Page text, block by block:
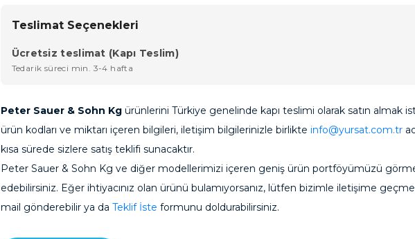
Teslimat Seçenekleri
Ücretsiz teslimat (Kapı Teslim)
Tedarik süreci min. 3-4 hafta
Peter Sauer & Sohn Kgürünlerini Türkiye genelinde kapı teslimi olarak satın almak
ürün kodları ve miktarı içeren bilgileri, iletişim bilgilerinizle birlikte info@yursat.com.tr
kısa sürede sizlere satış teklifi sunacaktır.
Peter Sauer & Sohn Kg ve diğer modellerimizi içeren geniş ürün portföyümüzü
edebilirsiniz. Eğer ihtiyacınız olan ürünü bulamıyorsanız, lütfen bizimle iletişime
mail gönderebilir ya da Teklif İste formunu doldurabilirsiniz.